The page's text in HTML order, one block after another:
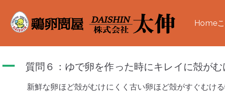
ス
信用ある養
Home
A 質問６：ゆで卵を作った時にキレイに殻が
新鮮な卵ほど殻がむけにくく古い卵ほど殻がすぐむけ